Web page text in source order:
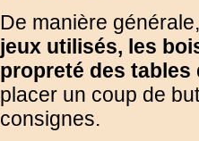
De manière
jeux utilisés, les
propreté des
placer un coup de
consignes.